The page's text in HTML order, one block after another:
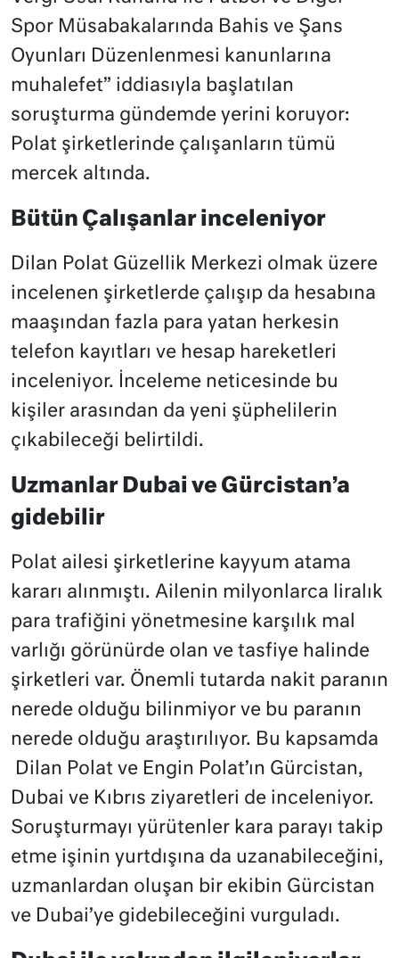
Spor Müsabakalarında Bahis ve Şans
Oyunları Düzenlenmesi kanunlarına
muhalefet” iddiasıyla başlatılan
soruşturma gündemde yerini koruyor:
Polat şirketlerinde çalışanların tümü
mercek altında.
Bütün Çalışanlar inceleniyor
Dilan Polat Güzellik Merkezi olmak üzere
incelenen şirketlerde çalışıp da hesabına
maaşından fazla para yatan herkesin
telefon kayıtları ve hesap hareketleri
inceleniyor. İnceleme neticesinde bu
kişiler arasından da yeni şüphelilerin
çıkabileceği belirtildi.
Uzmanlar Dubai ve Gürcistan’a
gidebilir
Polat ailesi şirketlerine kayyum atama
kararı alınmıştı. Ailenin milyonlarca liralık
para trafiğini yönetmesine karşılık mal
varlığı görünürde olan ve tasfiye halinde
şirketleri var. Önemli tutarda nakit paranın
nerede olduğu bilinmiyor ve bu paranın
nerede olduğu araştırılıyor. Bu kapsamda
Dilan Polat ve Engin Polat’ın Gürcistan,
Dubai ve Kıbrıs ziyaretleri de inceleniyor.
Soruşturmayı yürütenler kara parayı takip
etme işinin yurtdışına da uzanabileceğini,
uzmanlardan oluşan bir ekibin Gürcistan
ve Dubai’ye gidebileceğini vurguladı.